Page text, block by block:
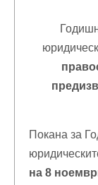
Покана за
на 8